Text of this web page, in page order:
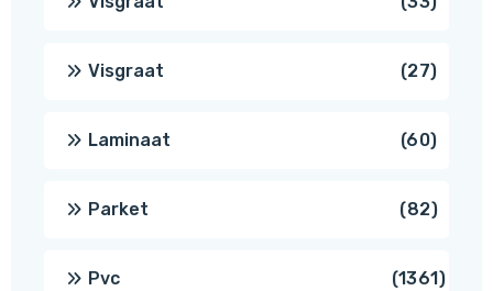
Visgraat 2727
Laminaat 6060
Parket 8282
Pvc 13611361